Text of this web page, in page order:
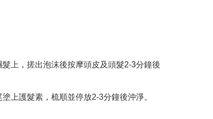
髮上，搓出泡沫後按摩頭皮及頭髮2-3分鐘後
上護髮素，梳順並停放2-3分鐘後沖淨。